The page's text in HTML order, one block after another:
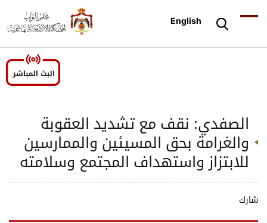
English
الصفدي: نقف مع تشديد العقوبة
والغرامة بحق المسيئين والممارسين
للابتزاز واستهداف المجتمع وسلامته
شارك